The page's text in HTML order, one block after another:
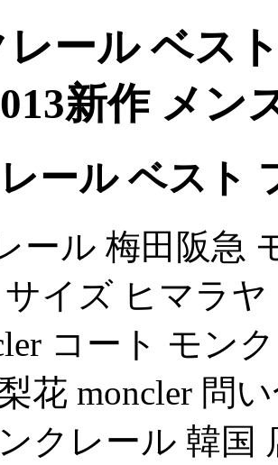
レール ベス
新作 メン
ール ベスト
ール 梅田阪急
サイズ ヒマラ
コート モン
花 moncler 問
クレール 韓国